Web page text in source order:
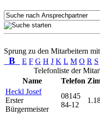
Sprung zu den Mitarbeitern
B E F G H J K L M O R S
Telefonliste der
Name
Telefon
Heckl Josef
Erster
Bürgermeister
08145
84-12